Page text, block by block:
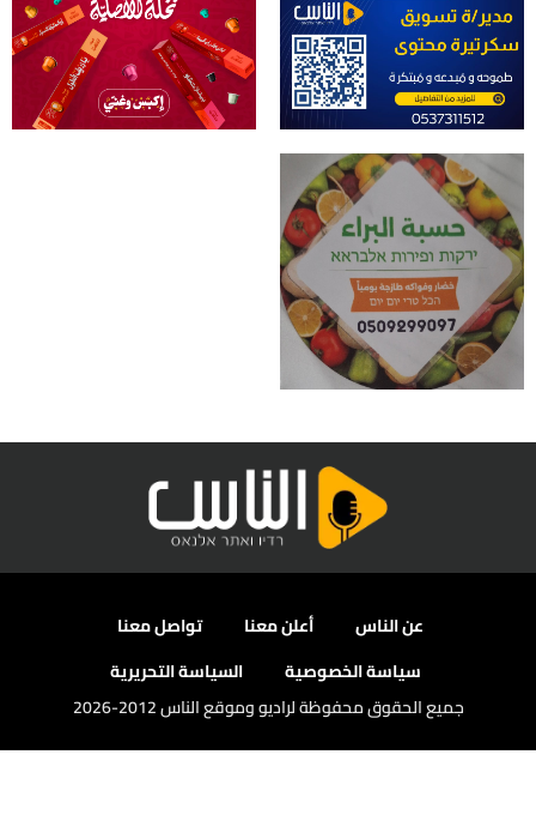
عن الناس أعلن معنا
تواصل معنا
سياسة الخصوصية
السياسة التحريرية
جميع الحقوق محفوظة لراديو وموقع الناس 2012-2026